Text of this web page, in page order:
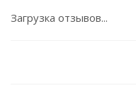
Загрузка отзывов...